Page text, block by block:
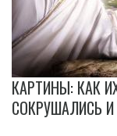
КАРТИНЫ: КАК
СОКРУШАЛИСЬ И